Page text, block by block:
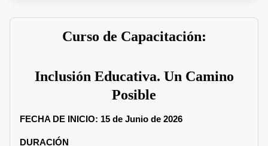
Curso de Capacitación:
Inclusión Educativa. Un Camino
Posible
FECHA DE INICIO: 15 de Junio de 2026
DURACIÓN